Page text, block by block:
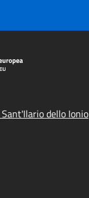
dello Ionio